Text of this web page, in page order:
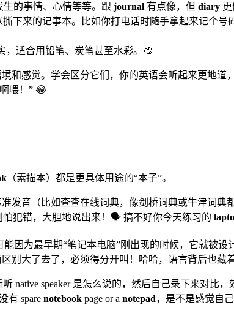
生的事情、心情等等。跟 journal 有点像，但 diary
下来的记事本。比如你打电话时随手拿起来记个号
，适合用铅笔、炭笔甚至水彩。🎨
和感觉。学会区分它们，你的英语会听起来更地道
喂！” 😂
（素描本）都是更具体用途的“本子”。
发音（比如查查在线词典，像剑桥词典或牛津词典
犯错，大胆地说出来！🗣️ 搞不好你今天练习的
因为最早期“笔记本电脑”刚出现的时候，它就被
大了去了，必须得分开叫！哈哈，语言背后也藏
speaker 是怎么说的，然后自己录下来对比
有 spare notebook page or a notepad，是不是感觉自